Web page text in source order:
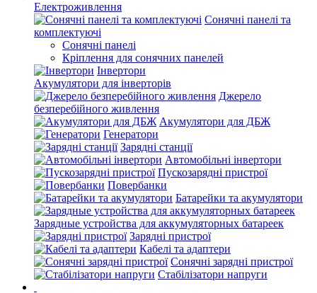
Електроживлення
Сонячні панелі та
комплектуючі
Сонячні панелі
Кріплення для сонячних панелей
Інвертори
Акумулятори для інверторів
Джерело
безперебійного живлення
Акумулятори для ДБЖ
Генератори
Зарядні станції
Автомобільні інвертори
Пускозарядні пристрої
Повербанки
Батарейки та акумулятори
Зарядные устройства для аккумуляторных батареек
Зарядні пристрої
Кабелі та адаптери
Сонячні зарядні пристрої
Стабілізатори напруги